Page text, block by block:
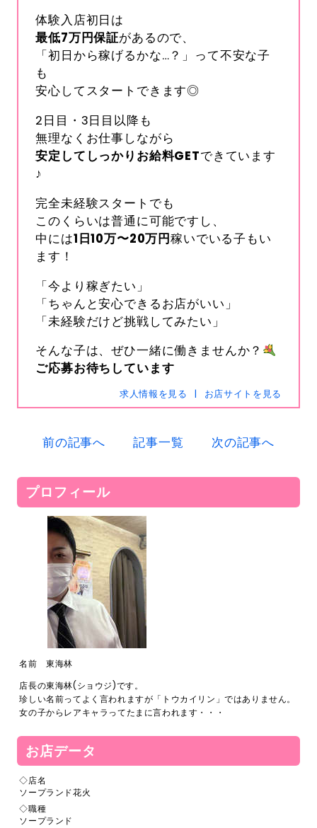
s-hanabi
24時間365日受付中です
電話
0120-367-294
メール
s-hanabi@docomo.ne.jp
プロフィール
名前 東海林
店長の東海林(ショウジ)です。
珍しい名前ってよく言われますが「トウカイリン」ではありません。
女の子からレアキャラってたまに言われます・・・
お店データ
◇店名
ソープランド花火
◇職種
ソープランド
体験入店初日は
最低7万円保証があるので、
「初日から稼げるかな…？」って不安な子
も
安心してスタートできます◎
2日目・3日目以降も
無理なくお仕事しながら
安定してしっかりお給料GETできています
♪
完全未経験スタートでも
このくらいは普通に可能ですし、
中には1日10万〜20万円稼いでいる子もい
ます！
「今より稼ぎたい」
「ちゃんと安心できるお店がいい」
「未経験だけど挑戦してみたい」
そんな子は、ぜひ一緒に働きませんか？
ご応募お待ちしています
求人情報を見る お店サイトを見る
前の記事へ 記事一覧 次の記事へ